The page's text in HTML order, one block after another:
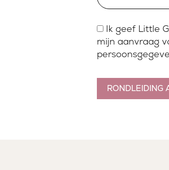
Ik geef Little
mijn aanvraag